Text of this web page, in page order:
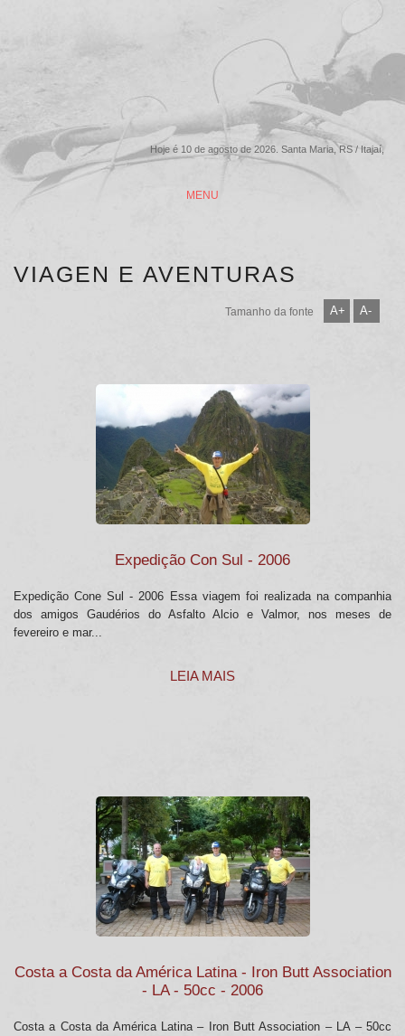
Hoje é 10 de agosto de 2026. Santa Maria, RS / Itajaí,
MENU
VIAGEN E AVENTURAS
Tamanho da fonte A+ A-
Expedição Con Sul - 2006
Expedição Cone Sul - 2006 Essa viagem foi realizada na companhia
dos amigos Gaudérios do Asfalto Alcio e Valmor, nos meses de
fevereiro e mar...
LEIA MAIS
Costa a Costa da América Latina - Iron Butt Association
- LA - 50cc - 2006
Costa a Costa da América Latina – Iron Butt Association – LA – 50cc